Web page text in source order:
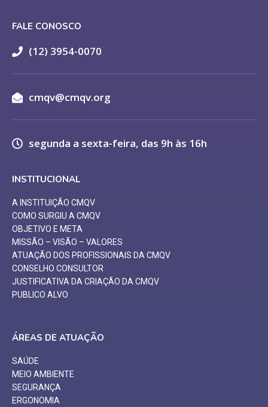
FALE CONOSCO
(12) 3954-0070
cmqv@cmqv.org
segunda a sexta-feira, das 9h às 16h
INSTITUCIONAL
A INSTITUIÇÃO CMQV
COMO SURGIU A CMQV
OBJETIVO E META
MISSÃO – VISÃO – VALORES
ATUAÇÃO DOS PROFISSIONAIS DA CMQV
CONSELHO CONSULTOR
JUSTIFICATIVA DA CRIAÇÃO DA CMQV
PUBLICO ALVO
ÁREAS DE ATUAÇÃO
SAÚDE
MEIO AMBIENTE
SEGURANÇA
ERGONOMIA